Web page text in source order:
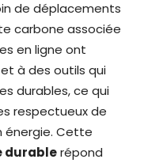
de déplacements
carbone associée
en ligne ont
à des outils qui
durables, ce qui
respectueux de
énergie. Cette
durablerépond